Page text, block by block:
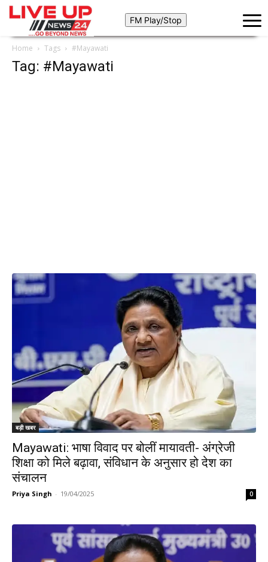
Home Tags #Mayawati
Tag: #Mayawati
बड़ी खबर
Mayawati: भाषा विवाद पर बोलीं मायावती- अंग्रेजी
शिक्षा को मिले बढ़ावा, संविधान के अनुसार हो देश का
संचालन
Priya Singh - 19/04/2025 0